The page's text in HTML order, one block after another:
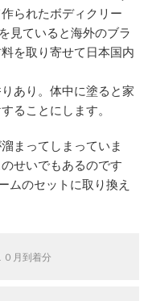
られたボディクリー
見ていると海外のブラ
を取り寄せて日本国内
あり。体中に塗ると家
ることにします。
まってしまっていま
せいでもあるのです
ムのセットに取り換え
月到着分